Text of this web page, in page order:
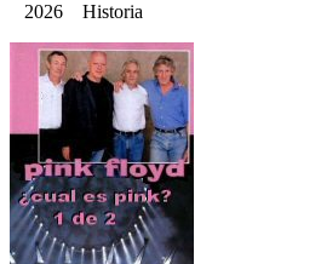
2026 Historia